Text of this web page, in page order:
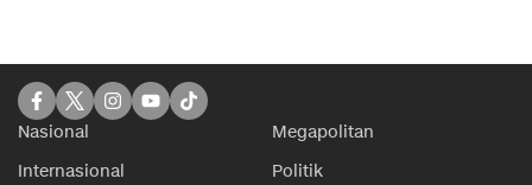
Nasional
Megapolitan
Internasional
Politik